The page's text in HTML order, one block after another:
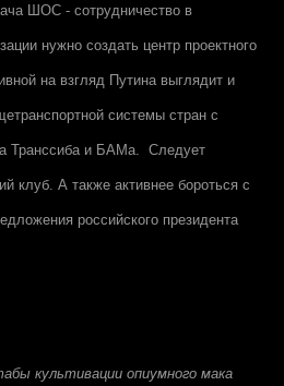
ШОС - сотрудничество в
нужно создать центр проектного
на взгляд Путина выглядит и
системы стран с
Транссиба и БАМа. Следует
клуб. А также активнее бороться с
российского президента
культивации опиумного мака